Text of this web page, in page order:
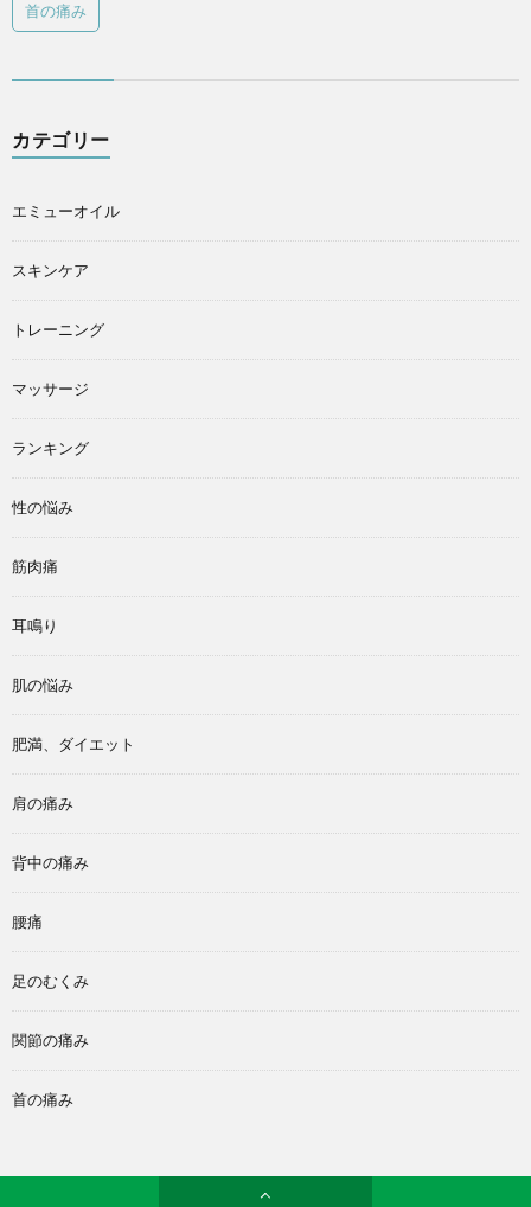
首の痛み
カテゴリー
エミューオイル
スキンケア
トレーニング
マッサージ
ランキング
性の悩み
筋肉痛
耳鳴り
肌の悩み
肥満、ダイエット
肩の痛み
背中の痛み
腰痛
足のむくみ
関節の痛み
首の痛み